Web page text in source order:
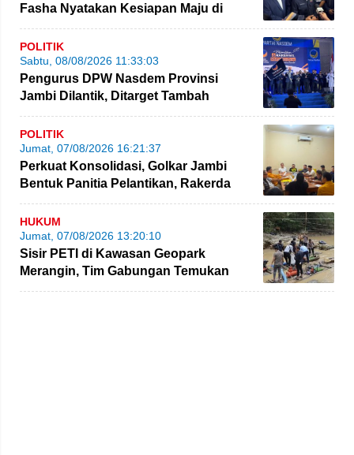
Fasha Nyatakan Kesiapan Maju di
Pilgub Jambi
POLITIK
Sabtu, 08/08/2026 11:33:03
Pengurus DPW Nasdem Provinsi
Jambi Dilantik, Ditarget Tambah
Perolehan Kursi Legislatif
POLITIK
Jumat, 07/08/2026 16:21:37
Perkuat Konsolidasi, Golkar Jambi
Bentuk Panitia Pelantikan, Rakerda
hingga Bimtek
HUKUM
Jumat, 07/08/2026 13:20:10
Sisir PETI di Kawasan Geopark
Merangin, Tim Gabungan Temukan
Empat Rakit yang Ditinggalkan